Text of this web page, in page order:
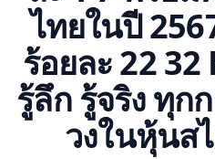
ไทยในปี
ร้อยละ 22
รู้ลึก รู้จริง ทุก
วงในหุ้นส